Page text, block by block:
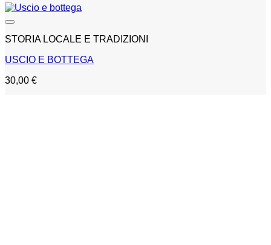
STORIA LOCALE E TRADIZIONI
USCIO E BOTTEGA
30,00 €